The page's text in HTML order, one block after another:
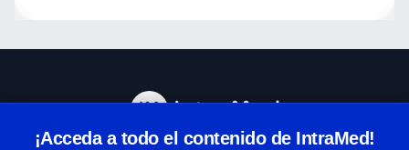
¡Acceda a todo el contenido de IntraMed!